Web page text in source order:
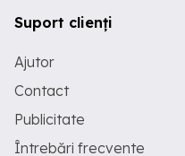
Suport clienți
Ajutor
Contact
Publicitate
Întrebări frecvente